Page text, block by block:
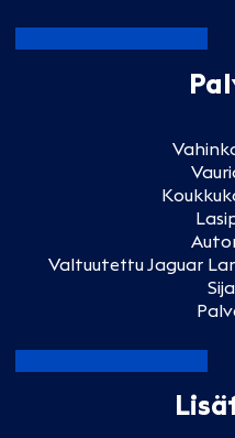
Valtuutettu Jaguar